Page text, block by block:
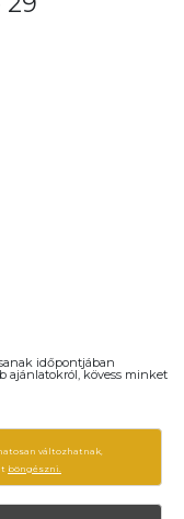
időpontjában
ajánlatokról, kövess minket
változhatnak,
böngészni.